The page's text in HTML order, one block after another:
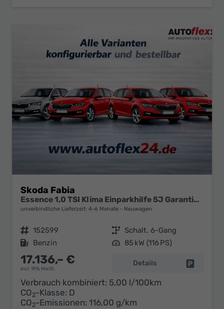
Skoda Fabia
Essence 1,0 TSI Klima Einparkhilfe 5J Garantie LED Scheinwerfer Bluetooth
unverbindliche Lieferzeit: 4-6 Monate Neuwagen
Fahrzeugnr. 152599 Getriebe Schalt. 6-Gang
Kraftstoff Benzin Leistung 85 kW (116 PS)
17.136,– €
incl. 19% MwSt.
Details
Verbrauch kombiniert: 5,00 l/100km
CO2-Klasse: D
CO2-Emissionen: 116,00 g/km